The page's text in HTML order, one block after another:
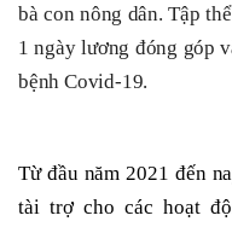
bà con nông dân. Tập
1 ngày lương đóng góp
bệnh Covid-19.
Từ đầu năm 2021 đến
tài trợ cho các hoạt